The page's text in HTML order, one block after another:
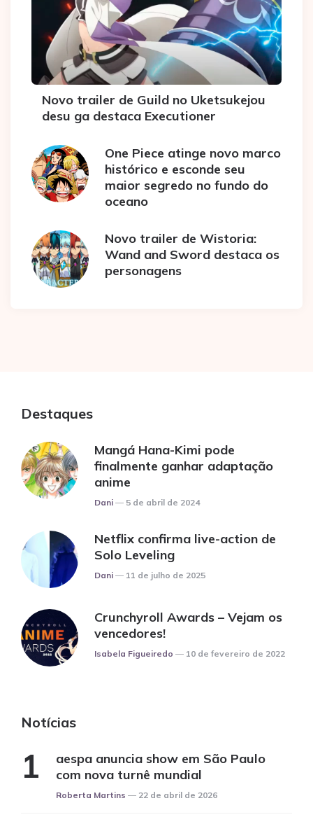
Novo trailer de Guild no Uketsukejou
desu ga destaca Executioner
One Piece atinge novo marco
histórico e esconde seu
maior segredo no fundo do
oceano
Novo trailer de Wistoria:
Wand and Sword destaca os
personagens
Destaques
Mangá Hana-Kimi pode
finalmente ganhar adaptação
anime
Posted
Dani 5 de abril de 2024
Netflix confirma live-action de
Solo Leveling
Posted
Dani 11 de julho de 2025
Crunchyroll Awards – Vejam os
vencedores!
Posted
Isabela Figueiredo 10 de fevereiro de 2022
Notícias
aespa anuncia show em São Paulo
com nova turnê mundial
Posted
Roberta Martins 22 de abril de 2026